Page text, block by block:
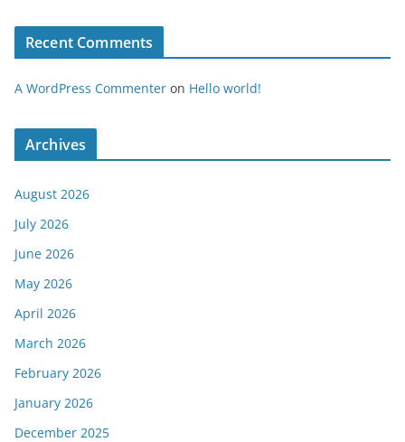
Recent Comments
A WordPress Commenter on Hello world!
Archives
August 2026
July 2026
June 2026
May 2026
April 2026
March 2026
February 2026
January 2026
December 2025